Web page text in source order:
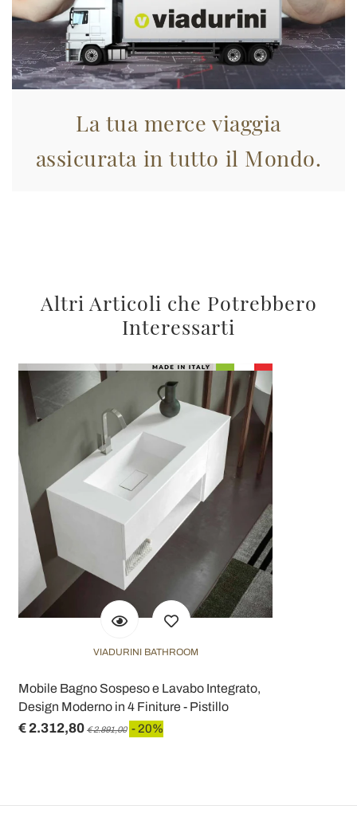
La tua merce viaggia
assicurata in tutto il Mondo.
Altri Articoli che Potrebbero
Interessarti
VIADURINI BATHROOM
Mobile Bagno Sospeso e Lavabo Integrato,
Design Moderno in 4 Finiture - Pistillo
€ 2.312,80 € 2.891,00 - 20%